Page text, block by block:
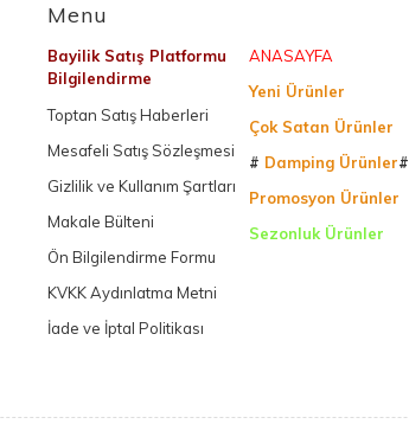
Menu
Bayilik Satış Platformu
Bilgilendirme
Toptan Satış Haberleri
Mesafeli Satış Sözleşmesi
Gizlilik ve Kullanım Şartları
Makale Bülteni
Ön Bilgilendirme Formu
KVKK Aydınlatma Metni
İade ve İptal Politikası
ANASAYFA
Yeni Ürünler
Çok Satan Ürünler
# Damping Ürünler#
Promosyon Ürünler
Sezonluk Ürünler